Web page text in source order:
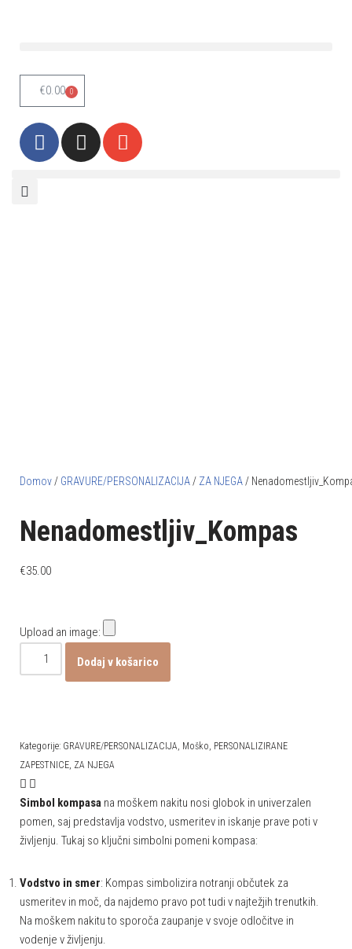
vsebino
€0.00 0
Domov / GRAVURE/PERSONALIZACIJA / ZA NJEGA /
Nenadomestljiv_Kompas
€35.00
Upload an image:
Dodaj v košarico
Kategorije: GRAVURE/PERSONALIZACIJA, Moško, PERSONALIZIRANE
ZAPESTNICE, ZA NJEGA
Simbol kompasa na moškem nakitu nosi globok in univerzalen
pomen, saj predstavlja vodstvo, usmeritev in iskanje prave poti v
življenju. Tukaj so ključni simbolni pomeni kompasa:
Vodstvo in smer: Kompas simbolizira notranji občutek za
usmeritev in moč, da najdemo pravo pot tudi v najtežjih trenutkih.
Na moškem nakitu to sporoča zaupanje v svoje odločitve in
vodenje v življenju.